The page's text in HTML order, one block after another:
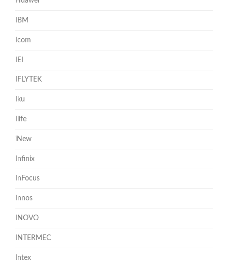
IBM
Icom
IEI
IFLYTEK
Iku
Ilife
iNew
Infinix
InFocus
Innos
INOVO
INTERMEC
Intex